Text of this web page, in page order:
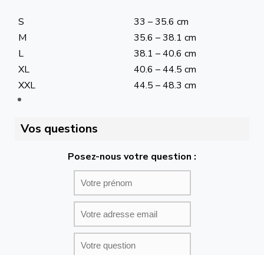
S
33 – 35.6 cm
M
35.6 – 38.1 cm
L
38.1 – 40.6 cm
XL
40.6 – 44.5 cm
XXL
44.5 – 48.3 cm
Vos questions
Posez-nous votre question :